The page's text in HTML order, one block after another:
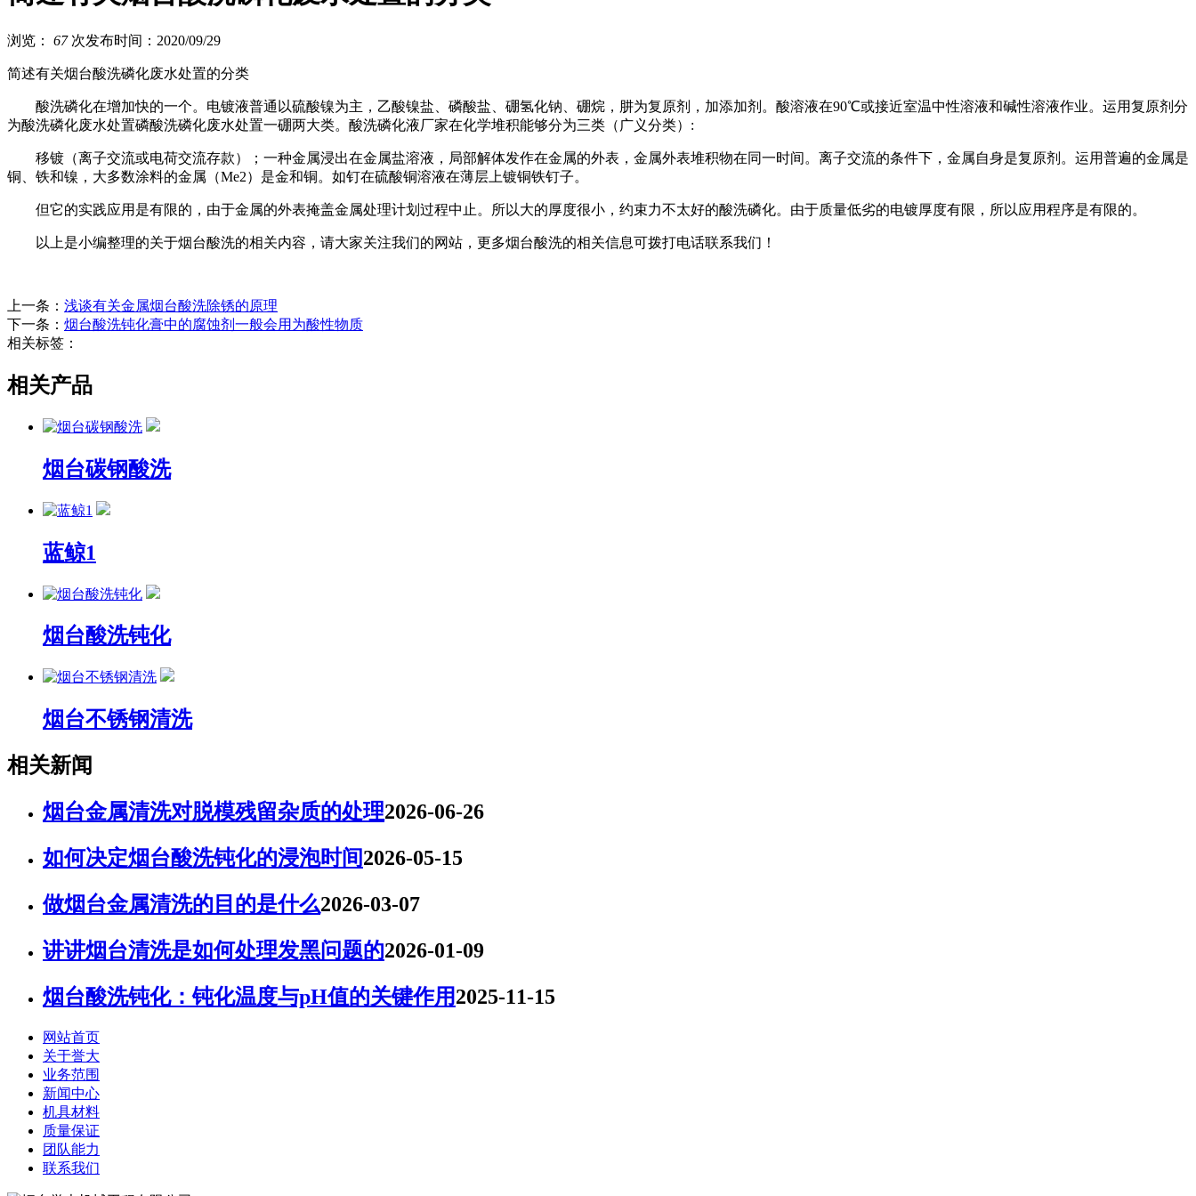
浏览： 67 次发布时间：2020/09/29
简述有关烟台酸洗磷化废水处置的分类
酸洗磷化在增加快的一个。电镀液普通以硫酸镍为主，乙酸镍盐、磷酸盐、硼氢化钠、硼烷，肼为复原剂，加添加剂。酸溶液在90℃或接近室温中性溶液和碱性溶液作业。运用复原剂分
为酸洗磷化废水处置磷酸洗磷化废水处置一硼两大类。酸洗磷化液厂家在化学堆积能够分为三类（广义分类）:
移镀（离子交流或电荷交流存款）；一种金属浸出在金属盐溶液，局部解体发作在金属的外表，金属外表堆积物在同一时间。离子交流的条件下，金属自身是复原剂。运用普遍的金属是
铜、铁和镍，大多数涂料的金属（Me2）是金和铜。如钉在硫酸铜溶液在薄层上镀铜铁钉子。
但它的实践应用是有限的，由于金属的外表掩盖金属处理计划过程中止。所以大的厚度很小，约束力不太好的酸洗磷化。由于质量低劣的电镀厚度有限，所以应用程序是有限的。
以上是小编整理的关于烟台酸洗的相关内容，请大家关注我们的网站，更多烟台酸洗的相关信息可拨打电话联系我们！
上一条： 浅谈有关金属烟台酸洗除锈的原理
下一条： 烟台酸洗钝化膏中的腐蚀剂一般会用为酸性物质
相关标签：
相关产品
烟台碳钢酸洗
蓝鲸1
烟台酸洗钝化
烟台不锈钢清洗
相关新闻
烟台金属清洗对脱模残留杂质的处理2026-06-26
如何决定烟台酸洗钝化的浸泡时间2026-05-15
做烟台金属清洗的目的是什么2026-03-07
讲讲烟台清洗是如何处理发黑问题的2026-01-09
烟台酸洗钝化：钝化温度与pH值的关键作用2025-11-15
网站首页
关于誉大
业务范围
新闻中心
机具材料
质量保证
团队能力
联系我们